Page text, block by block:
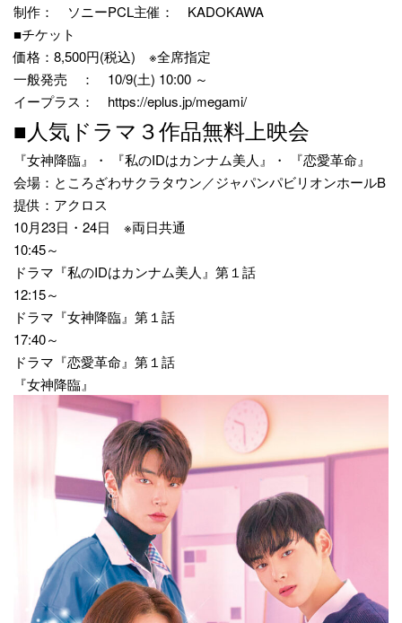
制作： ソニーPCL主催： KADOKAWA
■チケット
価格：8,500円(税込) ※全席指定
一般発売 ： 10/9(土) 10:00 ～
イープラス： https://eplus.jp/megami/
■人気ドラマ３作品無料上映会
『女神降臨』・ 『私のIDはカンナム美人』・ 『恋愛革命』
会場：ところざわサクラタウン／ジャパンパビリオンホールB
提供：アクロス
10月23日・24日 ※両日共通
10:45～
ドラマ『私のIDはカンナム美人』第１話
12:15～
ドラマ『女神降臨』第１話
17:40～
ドラマ『恋愛革命』第１話
『女神降臨』